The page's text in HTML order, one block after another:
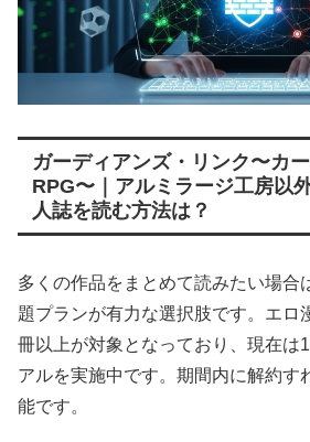
ガーディアンズ・リンク〜カ
RPG〜｜アルミラージ工房以
人誌を読む方法は？
多くの作品をまとめて読みたい場合
題プランが有力な選択肢です。エロ
冊以上が対象となっており、現在は
アルを実施中です。期間内に解約す
能です。